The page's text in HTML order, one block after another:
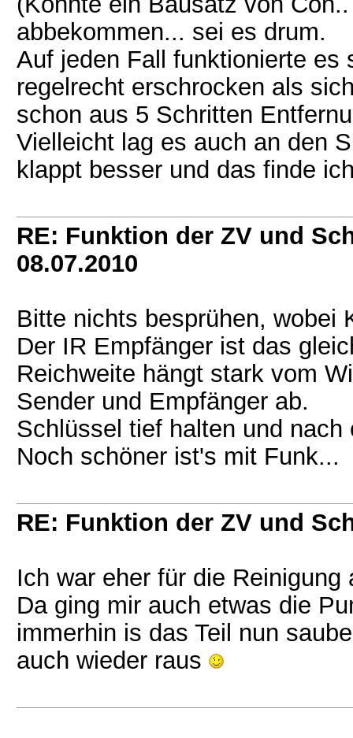
abbekommen... sei es drum.
Auf jeden Fall funktionierte es
regelrecht erschrocken als
schon aus 5 Schritten
Vielleicht lag es auch an den
klappt besser und das finde
RE: Funktion der ZV und
08.07.2010
Bitte nichts besprühen, wobei
Der IR Empfänger ist das
Reichweite hängt stark vom
Sender und Empfänger ab.
Schlüssel tief halten und
Noch schöner ist's mit Funk...
RE: Funktion der ZV und
Ich war eher für die
Da ging mir auch etwas die
immerhin is das Teil nun
auch wieder raus